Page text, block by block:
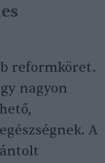
reformköret.
nagyon
A